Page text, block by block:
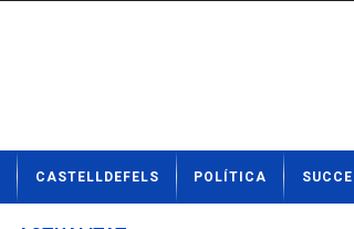
t
CASTELLDEFELS POLÍTICA